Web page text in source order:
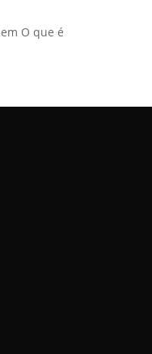
em O que é